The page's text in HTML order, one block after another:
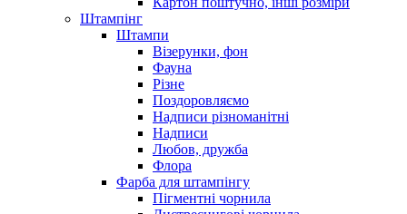
Штампінг
Штампи
Візерунки, фон
Фауна
Різне
Поздоровляємо
Надписи різноманітні
Надписи
Любов, дружба
Флора
Фарба для штампінгу
Пігментні чорнила